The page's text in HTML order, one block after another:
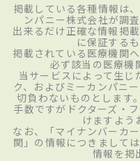
掲載している各種情報は
ンパニー株式会社が調
出来るだけ正確な情報掲
に保証する
掲載されている医療機関
必ず該当の医療機
当サービスによって生じ
ク、およびミーカンパニ
切負わないものとします
手数ですがドクターズ・
けますよう
なお、「マイナンバーカ
関」の情報につきまして
情報を掲